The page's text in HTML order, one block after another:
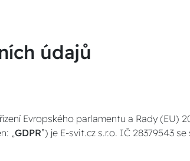
údajů
Evropského parlamentu a Rady
„GDPR”) je E-svit.cz s.r.o. IČ 28379543